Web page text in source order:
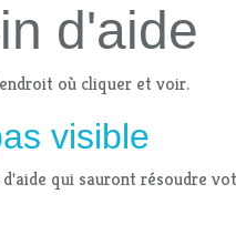
d'aide
où cliquer et voir.
visible
qui sauront résoudre